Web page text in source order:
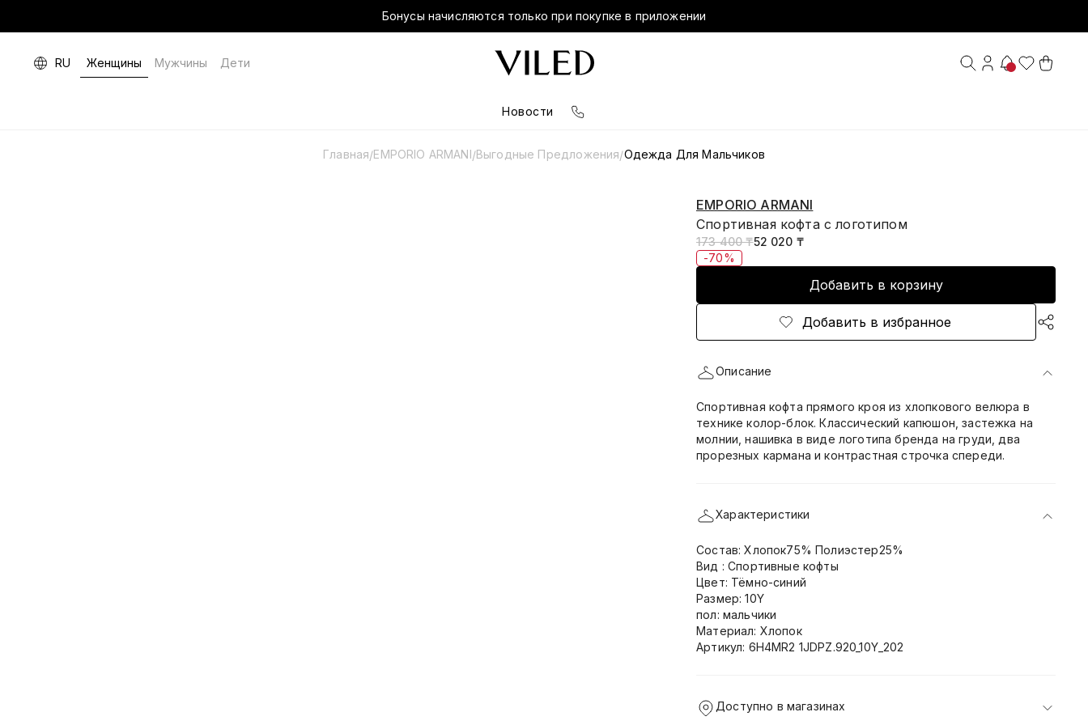
Бонусы начисляются только при покупке в приложении
RU Женщины Мужчины Дети
Новости
Главная/EMPORIO ARMANI/Выгодные Предложения/Одежда Для Мальчиков
EMPORIO ARMANI
Спортивная кофта с логотипом
173 400 ₸52 020 ₸
-70%
Добавить в корзину
Добавить в избранное
Описание
Спортивная кофта прямого кроя из хлопкового велюра в
технике колор-блок. Классический капюшон, застежка на
молнии, нашивка в виде логотипа бренда на груди, два
прорезных кармана и контрастная строчка спереди.
Характеристики
Состав: Хлопок75% Полиэстер25%
Вид : Спортивные кофты
Цвет: Тёмно-синий
Размер: 10Y
пол: мальчики
Материал: Хлопок
Артикул: 6H4MR2 1JDPZ.920_10Y_202
Доступно в магазинах